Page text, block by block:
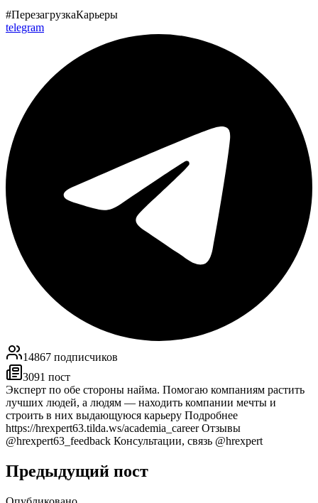
#ПерезагрузкаКарьеры
telegram
14867 подписчиков
3091 пост
Эксперт по обе стороны найма. Помогаю компаниям растить
лучших людей, а людям — находить компании мечты и
строить в них выдающуюся карьеру Подробнее
https://hrexpert63.tilda.ws/academia_career Отзывы
@hrexpert63_feedback Консультации, связь @hrexpert
Предыдущий пост